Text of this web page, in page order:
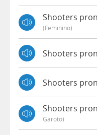
Shooters
(feminino)
Shooters
Shooters
Shooters
Garoto)